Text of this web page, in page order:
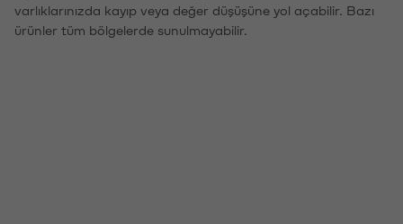
varlıklarınızda kayıp veya değer düşüşüne yol açabilir. Bazı
ürünler tüm bölgelerde sunulmayabilir.